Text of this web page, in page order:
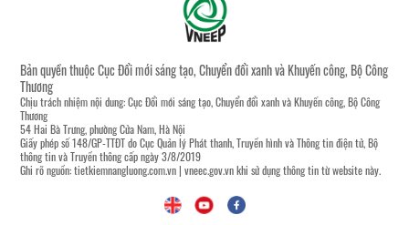
Bản quyền thuộc Cục Đổi mới sáng tạo, Chuyển đổi xanh và Khuyến công, Bộ Công
Thương
Chịu trách nhiệm nội dung: Cục Đổi mới sáng tạo, Chuyển đổi xanh và Khuyến công, Bộ Công
Thương
54 Hai Bà Trưng, phường Cửa Nam, Hà Nội
Giấy phép số 148/GP-TTĐT do Cục Quản lý Phát thanh, Truyền hình và Thông tin điện tử, Bộ
thông tin và Truyền thông cấp ngày 3/8/2019
Ghi rõ nguồn:tietkiemnangluong.com.vn| vneec.gov.vnkhi sử dụng thông tin từ website này.